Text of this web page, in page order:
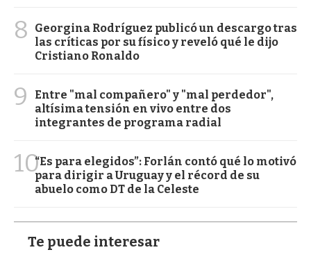
8
Georgina Rodríguez publicó un descargo tras
las críticas por su físico y reveló qué le dijo
Cristiano Ronaldo
9
Entre "mal compañero" y "mal perdedor",
altísima tensión en vivo entre dos
integrantes de programa radial
10“Es para elegidos”: Forlán contó qué lo motivó
para dirigir a Uruguay y el récord de su
abuelo como DT de la Celeste
Te puede interesar